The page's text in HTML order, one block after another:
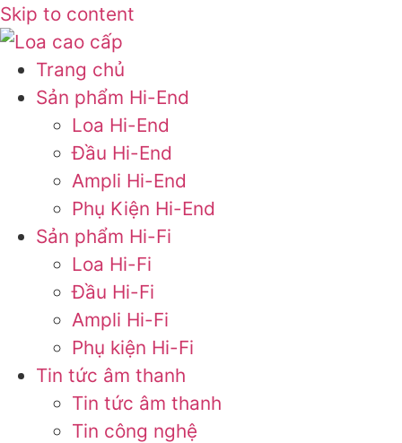
Skip to content
Trang chủ
Sản phẩm Hi-End
Loa Hi-End
Đầu Hi-End
Ampli Hi-End
Phụ Kiện Hi-End
Sản phẩm Hi-Fi
Loa Hi-Fi
Đầu Hi-Fi
Ampli Hi-Fi
Phụ kiện Hi-Fi
Tin tức âm thanh
Tin tức âm thanh
Tin công nghệ